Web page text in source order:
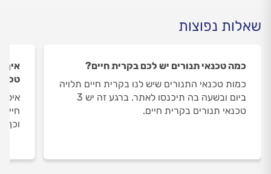
שאלות נפוצות
כמה טכנאי תנורים יש לכם בקרית חיים?
כמות טכנאי התנורים שיש לנו בקרית חיים תלויה
ביום ובשעה בה תיכנסו לאתר. ברגע זה יש 3
טכנאי תנורים בקרית חיים.
איך
וכך